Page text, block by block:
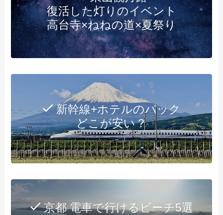
復活した灯りのイベント
高台寺×ねねの道×夏祭り
新幹線+ホテルのパック
どこが安い？
京都 電車で行けるビーチ5選